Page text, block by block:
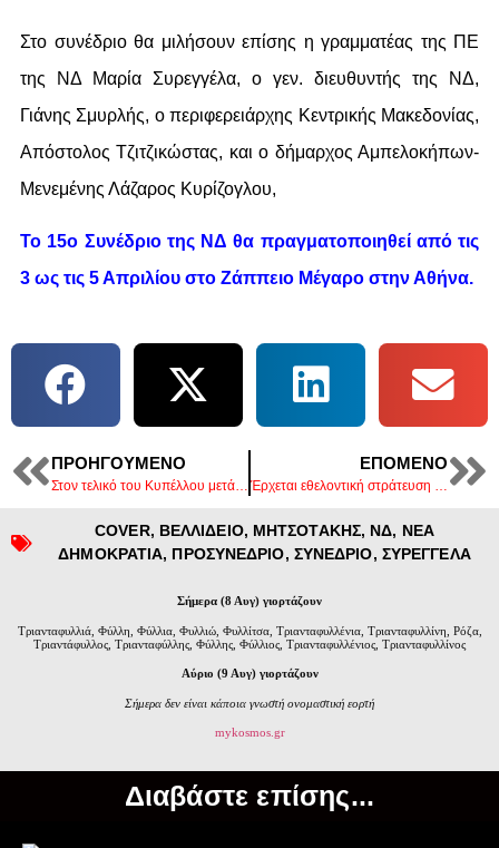
Στο συνέδριο θα μιλήσουν επίσης η γραμματέας της ΠΕ
της ΝΔ Μαρία Συρεγγέλα, ο γεν. διευθυντής της ΝΔ,
Γιάνης Σμυρλής, ο περιφερειάρχης Κεντρικής Μακεδονίας,
Απόστολος Τζιτζικώστας, και ο δήμαρχος Αμπελοκήπων-
Μενεμένης Λάζαρος Κυρίζογλου,
Το 15ο Συνέδριο της ΝΔ θα πραγματοποιηθεί από τις
3 ως τις 5 Απριλίου στο Ζάππειο Μέγαρο στην Αθήνα.
ΠΡΟΗΓΟΎΜΕΝΟ
Στον τελικό του Κυπέλλου μετά από 14 χρόνια ο ΑΡΗΣ !
ΕΠΌΜΕΝΟ
Έρχεται εθελοντική στράτευση των γυναικών.
COVER, ΒΕΛΛΙΔΕΙΟ, ΜΗΤΣΟΤΑΚΗΣ, ΝΔ, ΝΕΑ
ΔΗΜΟΚΡΑΤΙΑ, ΠΡΟΣΥΝΕΔΡΙΟ, ΣΥΝΕΔΡΙΟ, ΣΥΡΕΓΓΕΛΑ
Σήμερα (8 Αυγ) γιορτάζουν
Τριανταφυλλιά, Φύλλη, Φύλλια, Φυλλιώ, Φυλλίτσα, Τριανταφυλλένια, Τριανταφυλλίνη, Ρόζα,
Τριαντάφυλλος, Τριανταφύλλης, Φύλλης, Φύλλιος, Τριανταφυλλένιος, Τριανταφυλλίνος
Αύριο (9 Αυγ) γιορτάζουν
Σήμερα δεν είναι κάποια γνωστή ονομαστική εορτή
mykosmos.gr
Διαβάστε επίσης...